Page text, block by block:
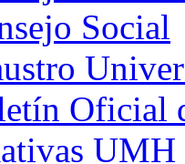
Social
Oficial
UMH